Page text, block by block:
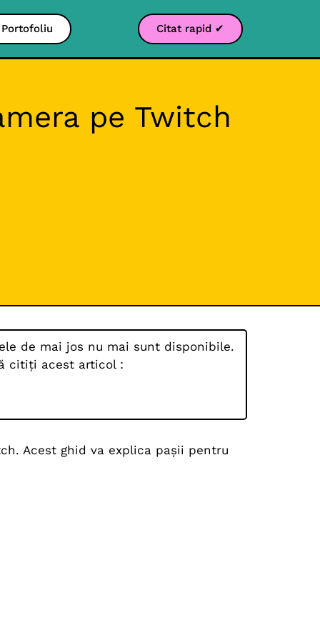
Portofoliu Citat rapid ✔
pe Twitch
de mai jos nu mai sunt disponibile.
citiți acest articol :
Acest ghid va explica pașii pentru